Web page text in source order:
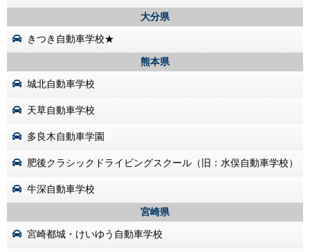
大分県
きつき自動車学校★
熊本県
城北自動車学校
天草自動車学校
多良木自動車学園
肥後クラシックドライビングスクール（旧：水俣自動車学校）
牛深自動車学校
宮崎県
宮崎都城・けいゆう自動車学校